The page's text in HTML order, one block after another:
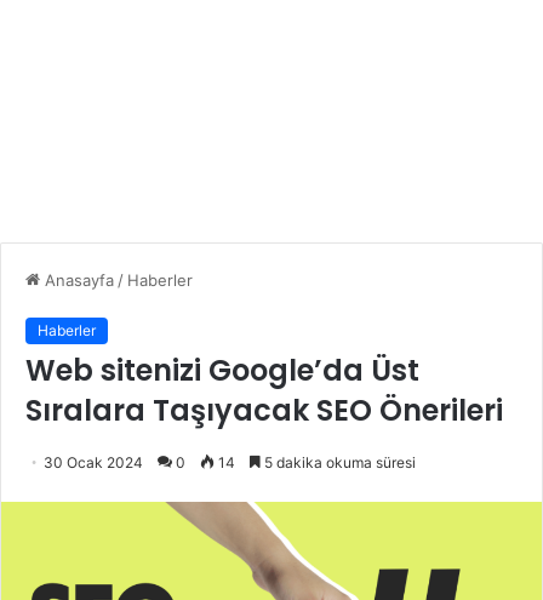
Anasayfa / Haberler
Haberler
Web sitenizi Google’da Üst
Sıralara Taşıyacak SEO Önerileri
30 Ocak 2024 0 14 5 dakika okuma süresi